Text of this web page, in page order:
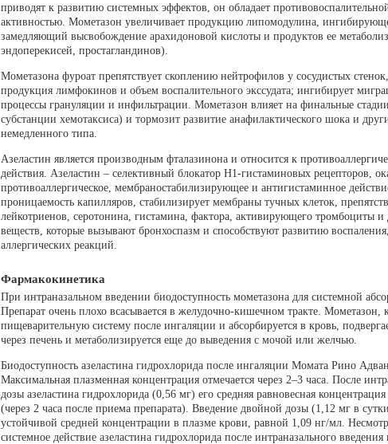
приводят к развитию системных эффектов, он обладает
активностью. Мометазон увеличивает продукцию липомодулина,
замедляющий высвобождение арахидоновой кислоты и продуктов ее
эндоперекисей, простагландинов).
Мометазона фуроат препятствует скоплению нейтрофилов у сосудистых
продукция лимфокинов и объем воспалительного экссудата; ингибирует
процессы грануляции и инфильтрации. Мометазон влияет на финальные
субстанции хемотаксиса) и тормозит развитие анафилактического шока и
немедленного типа.
Азеластин является производным фталазинона и относится к
действия. Азеластин – селективный блокатор Н1-гистаминовых рецепторов,
противоаллергическое, мембраностабилизирующее и антигистаминное
проницаемость капилляров, стабилизирует мембраны тучных клеток,
лейкотриенов, серотонина, гистамина, фактора, активирующего тромбоциты
веществ, которые вызывают бронхоспазм и способствуют развитию
аллергических реакций.
Фармакокинетика
При интраназальном введении биодоступность мометазона для системной
Препарат очень плохо всасывается в желудочно-кишечном тракте. Мометазон,
пищеварительную систему после ингаляции и абсорбируется в кровь,
через печень и метаболизируется еще до выведения с мочой или желчью.
Биодоступность азеластина гидрохлорида после ингаляции Момата Рино
Максимальная плазменная концентрация отмечается через 2–3 часа. После
дозы азеластина гидрохлорида (0,56 мг) его средняя равновесная
(через 2 часа после приема препарата). Введение двойной дозы (1,12 мг в
устойчивой средней концентрации в плазме крови, равной 1,09 нг/мл.
системное действие азеластина гидрохлорида после интраназального